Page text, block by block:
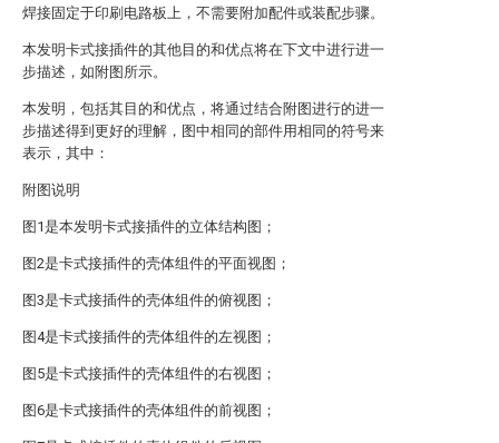
焊接固定于印刷电路板上，不需要附加配件或装配步骤。
本发明卡式接插件的其他目的和优点将在下文中进行进一
步描述，如附图所示。
本发明，包括其目的和优点，将通过结合附图进行的进一
步描述得到更好的理解，图中相同的部件用相同的符号来
表示，其中：
附图说明
图1是本发明卡式接插件的立体结构图；
图2是卡式接插件的壳体组件的平面视图；
图3是卡式接插件的壳体组件的俯视图；
图4是卡式接插件的壳体组件的左视图；
图5是卡式接插件的壳体组件的右视图；
图6是卡式接插件的壳体组件的前视图；